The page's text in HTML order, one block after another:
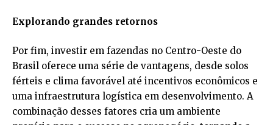
Explorando grandes retornos
Por fim, investir em fazendas no Centro-Oeste do
Brasil oferece uma série de vantagens, desde solos
férteis e clima favorável até incentivos econômicos e
uma infraestrutura logística em desenvolvimento. A
combinação desses fatores cria um ambiente